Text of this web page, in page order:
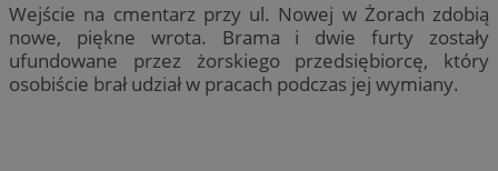
Wejście na cmentarz przy ul. Nowej w Żorach zdobią
nowe, piękne wrota. Brama i dwie furty zostały
ufundowane przez żorskiego przedsiębiorcę, który
osobiście brał udział w pracach podczas jej wymiany.